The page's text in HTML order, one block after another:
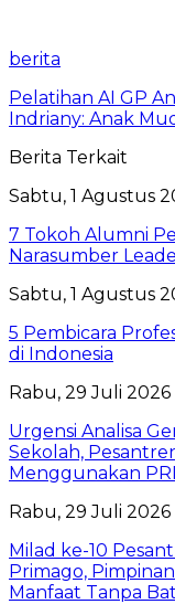
berita
Pelatihan AI GP
Indriany: Anak
Berita Terkait
Sabtu, 1 Agustus
7 Tokoh Alumni
Narasumber
Sabtu, 1 Agustus
5 Pembicara
di Indonesia
Rabu, 29 Juli 2026
Urgensi Analisa
Sekolah,
Menggunakan
Rabu, 29 Juli
Milad ke-10
Primago,
Manfaat Tanpa